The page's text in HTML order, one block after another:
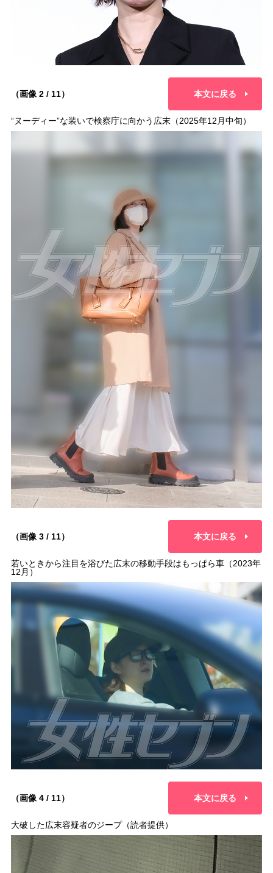
（画像 2 / 11） 本文に戻る
“ヌーディー”な装いで検察庁に向かう広末（2025年12月中旬）
（画像 3 / 11） 本文に戻る
若いときから注目を浴びた広末の移動手段はもっぱら車（2023年
12月）
（画像 4 / 11） 本文に戻る
大破した広末容疑者のジープ（読者提供）